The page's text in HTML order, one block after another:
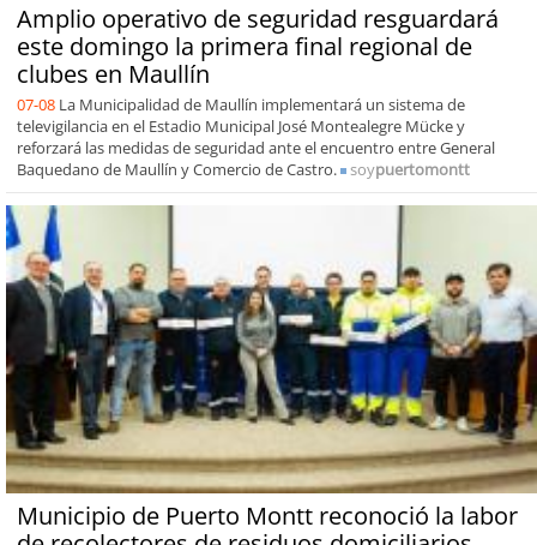
Amplio operativo de seguridad resguardará
este domingo la primera final regional de
clubes en Maullín
07-08 La Municipalidad de Maullín implementará un sistema de
televigilancia en el Estadio Municipal José Montealegre Mücke y
reforzará las medidas de seguridad ante el encuentro entre General
Baquedano de Maullín y Comercio de Castro.
soypuertomontt
Municipio de Puerto Montt reconoció la labor